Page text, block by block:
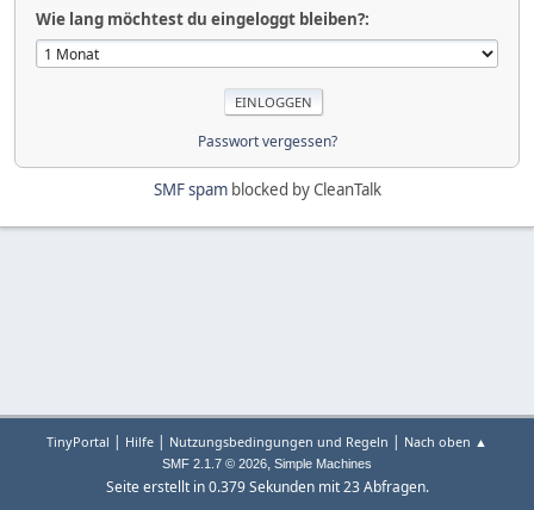
Wie lang möchtest du eingeloggt bleiben?:
Passwort vergessen?
SMF spamblocked by CleanTalk
TinyPortal | Hilfe | Nutzungsbedingungen und Regeln | Nach oben ▲
SMF 2.1.7 © 2026, Simple Machines
Seite erstellt in 0.379 Sekunden mit 23 Abfragen.